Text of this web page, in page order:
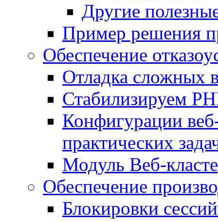
Другие
Пример решения
Обеспечение
Отладка сложных
Стабилизируем
Конфигурации
практических
Модуль Веб-
Обеспечение
Блокировки